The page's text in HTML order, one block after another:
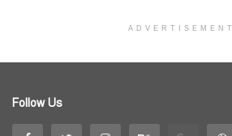
ADVERTISEMENT
Follow Us